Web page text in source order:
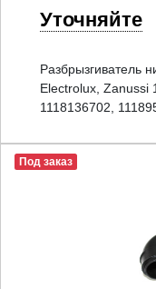
Уточняйте
Разбрызгиватель
Electrolux, Zanussi
1118136702,
Под заказ